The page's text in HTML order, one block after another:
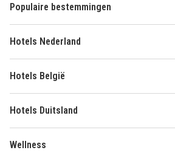
Populaire bestemmingen
Hotels Nederland
Hotels België
Hotels Duitsland
Wellness